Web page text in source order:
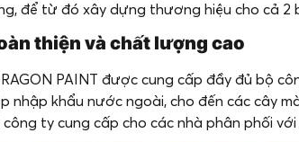
để từ đó xây dựng thương hiệu cho cả 2
thiện và chất lượng cao
PAINT được cung cấp đầy đủ bộ
nhập khẩu nước ngoài, cho đến các cây
ty cung cấp cho các nhà phân phối